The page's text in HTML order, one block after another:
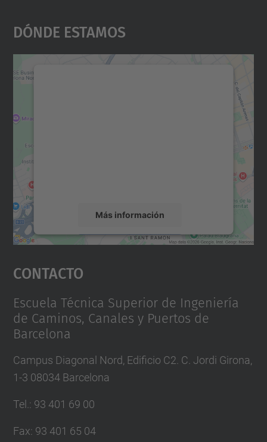
Dónde Estamos
Más información
Aceptar
powered by
Contacto
Escuela Técnica Superior de Ingeniería
de Caminos, Canales y Puertos de
Barcelona
Campus Diagonal Nord, Edificio C2. C. Jordi Girona,
1-3 08034 Barcelona
Tel. : 93 401 69 00
Fax: 93 401 65 04